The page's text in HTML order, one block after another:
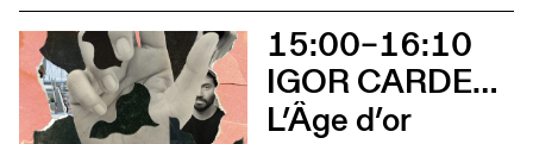
15:00–16:10
IGOR CARDELLINI & TOMAS GONZALEZ
L’Âge d’or